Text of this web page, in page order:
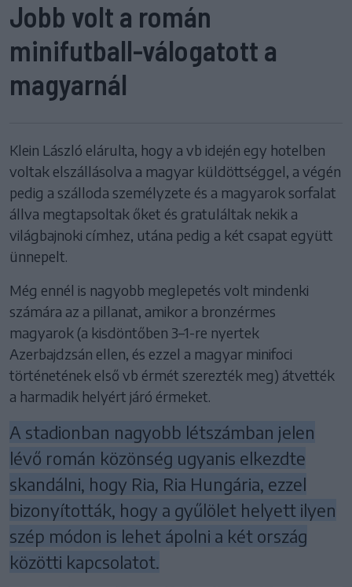
Jobb volt a román
minifutball-válogatott a
magyarnál
Klein László elárulta, hogy a vb idején egy hotelben
voltak elszállásolva a magyar küldöttséggel, a végén
pedig a szálloda személyzete és a magyarok sorfalat
állva megtapsoltak őket és gratuláltak nekik a
világbajnoki címhez, utána pedig a két csapat együtt
ünnepelt.
Még ennél is nagyobb meglepetés volt mindenki
számára az a pillanat, amikor a bronzérmes
magyarok (a kisdöntőben 3–1-re nyertek
Azerbajdzsán ellen, és ezzel a magyar minifoci
történetének első vb érmét szerezték meg) átvették
a harmadik helyért járó érmeket.
A stadionban nagyobb létszámban jelen
lévő román közönség ugyanis elkezdte
skandálni, hogy Ria, Ria Hungária, ezzel
bizonyították, hogy a gyűlölet helyett ilyen
szép módon is lehet ápolni a két ország
közötti kapcsolatot.